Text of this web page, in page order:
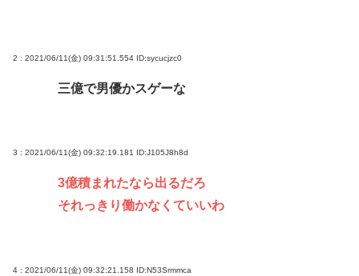
2 : 2021/06/11(金) 09:31:51.554 ID:sycucjzc0
三億で男優かスゲーな
3 : 2021/06/11(金) 09:32:19.181 ID:J105J8h8d
3億積まれたなら出るだろ
それっきり働かなくていいわ
4 : 2021/06/11(金) 09:32:21.158 ID:N53Srmmca